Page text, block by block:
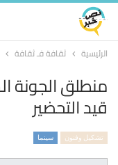
الرئيسية ثقافة فـ ثقافة
قيد التحضير
تشكيل وفنون سينما